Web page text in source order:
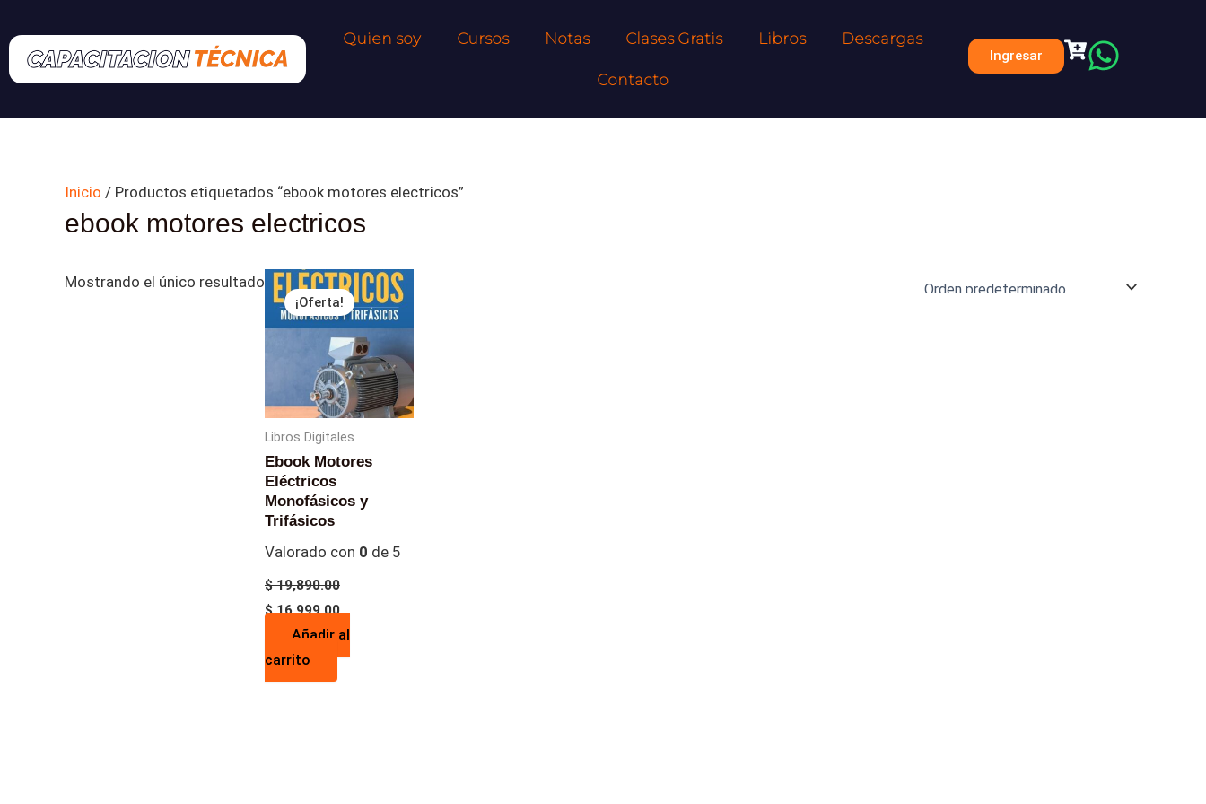
al
contenido
Quien soy Cursos Notas Clases Gratis Libros Descargas
Contacto
Ingresar
Inicio / Productos etiquetados “ebook motores electricos”
ebook motores electricos
Mostrando el único resultado
¡Oferta!
Libros Digitales
Ebook Motores
Eléctricos
Monofásicos y
Trifásicos
Valorado con 0 de 5
$19,890.00
El
precio
original
era:
$ 19,890.00.
$16,999.00
El
precio
actual
es:
$ 16,999.00.
Añadir al
carrito